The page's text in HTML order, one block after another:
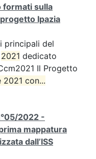
sulla
Ipazia
principali del
2021 dedicato
Il Progetto
con...
2022 -
mappatura
dall’ISS